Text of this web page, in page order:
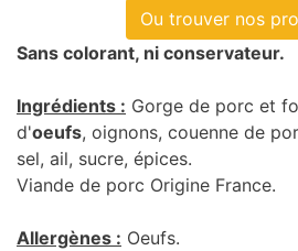
Ou trouver nos
Sans colorant, ni conservateur.
Ingrédients : Gorge de porc et
d'oeufs, oignons, couenne de
sel, ail, sucre, épices.
Viande de porc Origine France.
Allergènes : Oeufs.